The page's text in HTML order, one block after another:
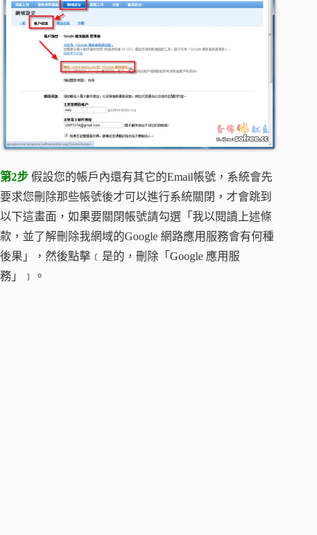
第2步 假設您的帳戶內還有其它的Email帳號，系統會先
要求您刪除那些帳號後才可以進行系統關閉，才會跳到
以下這畫面，如果要關閉帳號請勾選「我以閱讀上述條
款，並了解刪除我網域的Google 網路應用服務會有何種
後果」，然後點擊﹝是的，刪除「Google 應用服
務」﹞。